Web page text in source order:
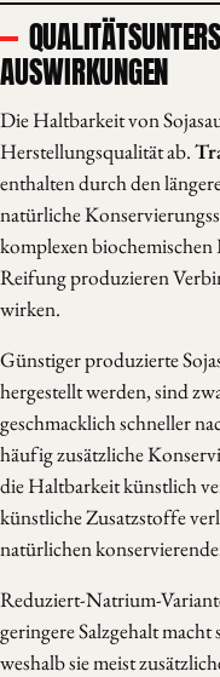
AUSWIRKUNGEN
Die Haltbarkeit von
Herstellungsqualität ab.
enthalten durch den
natürliche
komplexen biochemischen
Reifung produzieren
wirken.
Günstiger produzierte
hergestellt werden, sind
geschmacklich schneller
häufig zusätzliche
die Haltbarkeit künstlich
künstliche Zusatzstoffe
natürlichen
Reduziert-Natrium-
geringere Salzgehalt
weshalb sie meist